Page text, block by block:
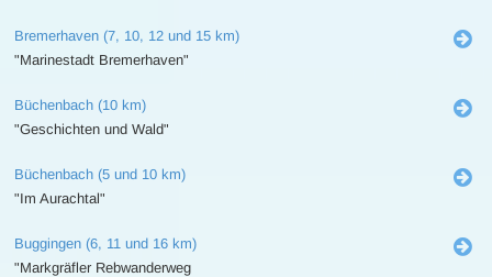
Bremerhaven (7, 10, 12 und 15 km)
"Marinestadt Bremerhaven"
Büchenbach (10 km)
"Geschichten und Wald"
Büchenbach (5 und 10 km)
"Im Aurachtal"
Buggingen (6, 11 und 16 km)
"Markgräfler Rebwanderweg